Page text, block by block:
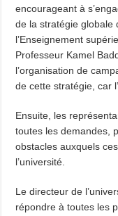
encourageant à
de la stratégie globale
l’Enseignement
Professeur Kamel
l’organisation de
de cette stratégie, car
Ensuite, les
toutes les demandes,
obstacles auxquels
l’université.
Le directeur de
répondre à toutes les